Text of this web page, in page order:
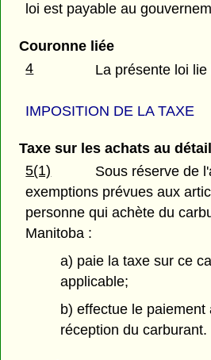
loi est payable au
Couronne liée
4
La présente loi
IMPOSITION DE LA TAXE
Taxe sur les achats au détail
5(1)
Sous réserve de
exemptions prévues aux
personne qui achète du
Manitoba :
a) paie la taxe sur ce
applicable;
b) effectue le paiement
réception du carburant.